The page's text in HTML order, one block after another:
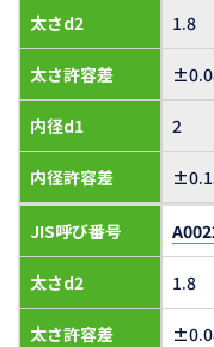
太さd2
太さ許容差
内径d1
内径許容差
1.8
2
JIS呼び番号
太さd2
太さ許容差
1.8